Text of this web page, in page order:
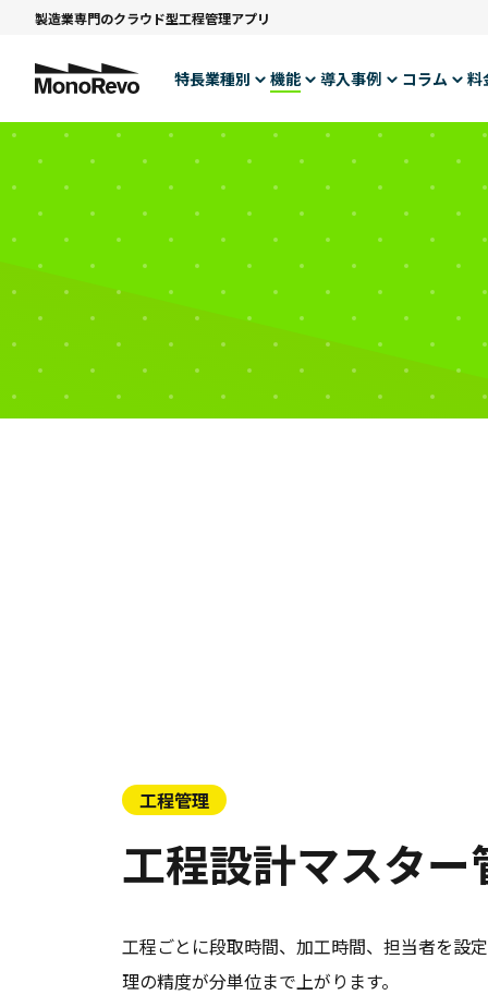
製造業専門のクラウド型工程管理アプリ
特長業種別 機能 導入事例 コラム 料
切削部品加工・精密機械加工
板金加工
工程管理
分析業務
コスト低減で”儲かる工場”へ！
納期遅延ゼロを実現！
トヨタ生産方式
生産管理に役立つ
工程管理
工程設計マスター
工程ごとに段取時間、加工時間、担当者を設
理の精度が分単位まで上がります。